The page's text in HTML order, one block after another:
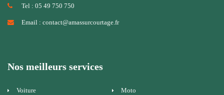
Tel : 05 49 750 750
Email : contact@amassurcourtage.fr
Nos meilleurs services
Voiture Moto